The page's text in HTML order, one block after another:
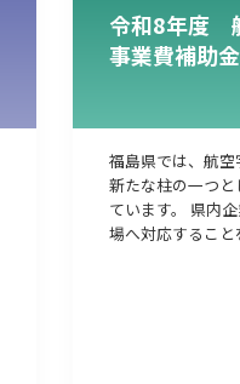
令和8年度
事業費補助金
福島県では、航
新たな柱の一つ
ています。 県内
場へ対応するこ